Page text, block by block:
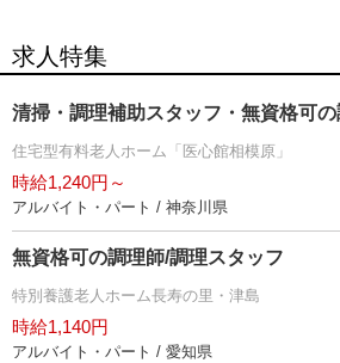
求人特集
清掃・調理補助スタッフ・無資格可
住宅型有料老人ホーム「医心館相模原」
時給1,240円～
アルバイト・パート / 神奈川県
無資格可の調理師/調理スタッフ
特別養護老人ホーム長寿の里・津島
時給1,140円
アルバイト・パート / 愛知県